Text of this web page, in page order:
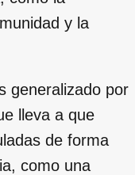
y la
generalizado por
lleva a que
de forma
como una